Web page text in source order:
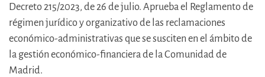
Decreto 215/2023, de 26 de julio. Aprueba el Reglamento de
régimen jurídico y organizativo de las reclamaciones
económico-administrativas que se susciten en el ámbito de
la gestión económico-financiera de la Comunidad de
Madrid.